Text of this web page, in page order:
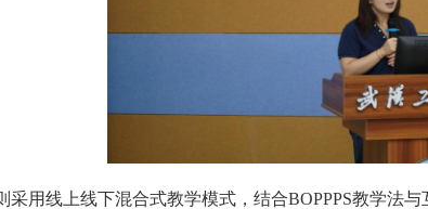
采用线上线下混合式教学模式，结合BOPPPS教学法